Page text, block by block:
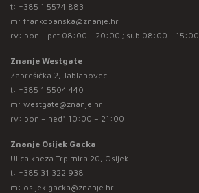
t: +385 1 5574 883
m: frankopanska@znanje.hr
rv: pon - pet 08:00 - 20:00 ; sub 08:00 - 15:00
Znanje Westgate
Zaprešićka 2, Jablanovec
t: +385 1 5504 440
m: westgate@znanje.hr
rv: pon – ned* 10:00 – 21:00
Znanje Osijek Gacka
Ulica kneza Trpimira 20, Osijek
t: +385 31 322 938
m: osijek.gacka@znanje.hr